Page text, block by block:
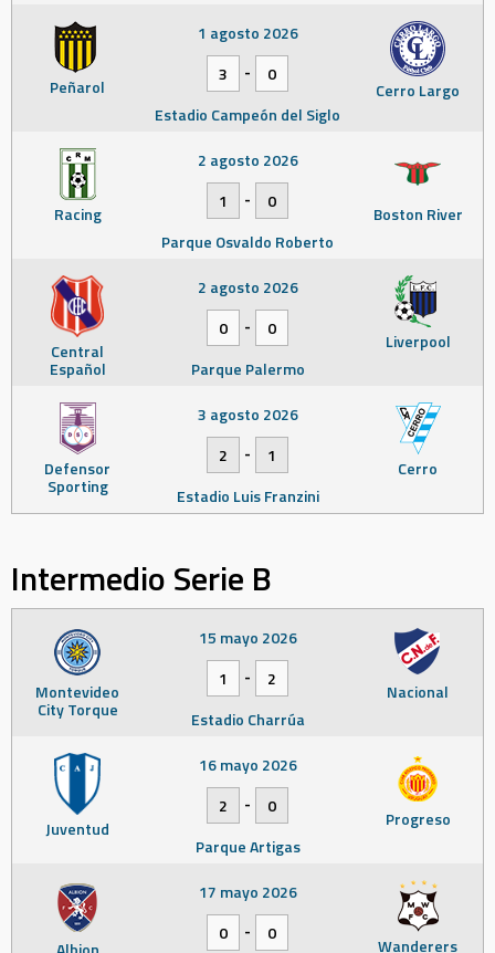
Peñarol Cerro Largo
1 agosto 2026
3
-
0
Estadio Campeón del Siglo
Racing Boston River
2 agosto 2026
1
-
0
Parque Osvaldo Roberto
Central
Español
Liverpool
2 agosto 2026
0
-
0
Parque Palermo
Defensor
Sporting
Cerro
3 agosto 2026
2
-
1
Estadio Luis Franzini
Intermedio Serie B
Montevideo
City Torque
Nacional
15 mayo 2026
1
-
2
Estadio Charrúa
Juventud Progreso
16 mayo 2026
2
-
0
Parque Artigas
Wanderers
17 mayo 2026
0
- 0